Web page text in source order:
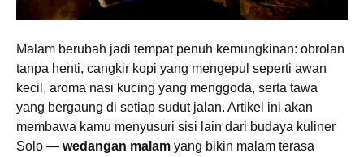
Malam berubah jadi tempat penuh kemungkinan: obrolan
tanpa henti, cangkir kopi yang mengepul seperti awan
kecil, aroma nasi kucing yang menggoda, serta tawa
yang bergaung di setiap sudut jalan. Artikel ini akan
membawa kamu menyusuri sisi lain dari budaya kuliner
Solo — wedangan malam yang bikin malam terasa